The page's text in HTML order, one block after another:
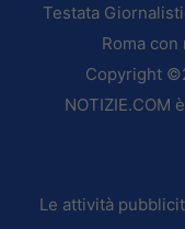
Testata
Roma con
Copyright
NOTIZIE.COM
Le attività